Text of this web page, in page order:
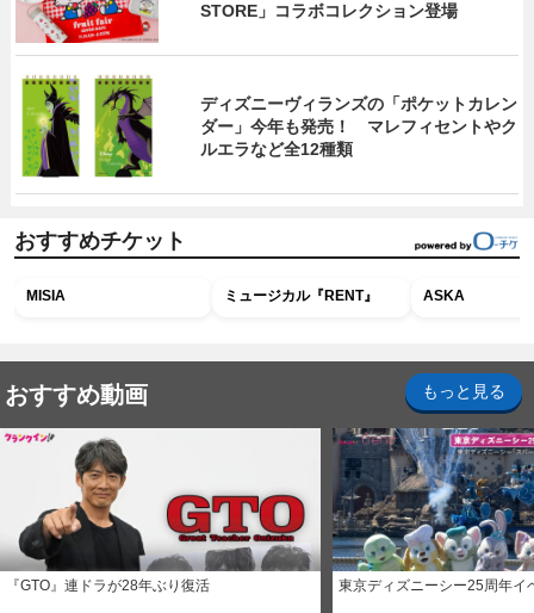
STORE」コラボコレクション登場
ディズニーヴィランズの「ポケットカレン
ダー」今年も発売！ マレフィセントやク
ルエラなど全12種類
おすすめチケット
MISIA ミュージカル『RENT』 ASKA
おすすめ動画 もっと見る
『GTO』連ドラが28年ぶり復活 東京ディズニーシー25周年イ